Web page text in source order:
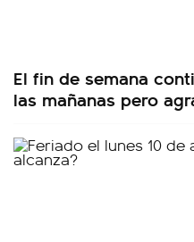
El fin de semana
las mañanas pero